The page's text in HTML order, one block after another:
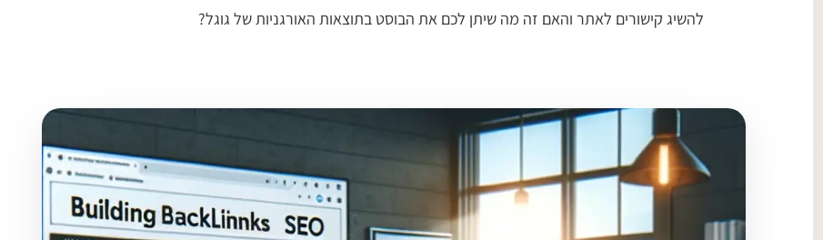
להשיג קישורים לאתר והאם זה מה שיתן לכם את הבוסט בתוצאות האורגניות של גוגל?